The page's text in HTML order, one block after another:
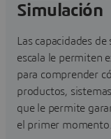
Simulación
Las capacidades
escala le permiten
para comprender
productos,
que le permite
el primer momento.